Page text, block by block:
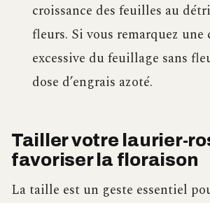
croissance des feuilles au
fleurs. Si vous remarquez une
excessive du feuillage sans
dose d’engrais azoté.
Tailler votre laurier-
favoriser la floraison
La taille est un geste essentiel